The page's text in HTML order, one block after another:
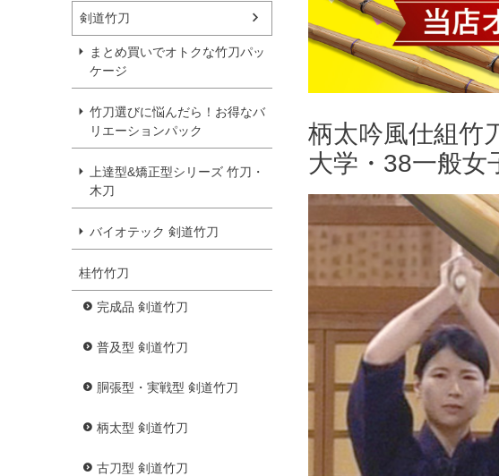
剣道竹刀
まとめ買いでオトクな竹刀パッ
ケージ
竹刀選びに悩んだら！お得なバ
リエーションパック
上達型&矯正型シリーズ 竹刀・
木刀
バイオテック 剣道竹刀
桂竹竹刀
完成品 剣道竹刀
普及型 剣道竹刀
胴張型・実戦型 剣道竹刀
柄太型 剣道竹刀
古刀型 剣道竹刀
柄太吟風仕組竹
大学・38一般女